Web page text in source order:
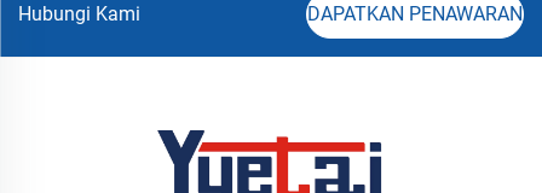
Hubungi Kami DAPATKAN PENAWARAN